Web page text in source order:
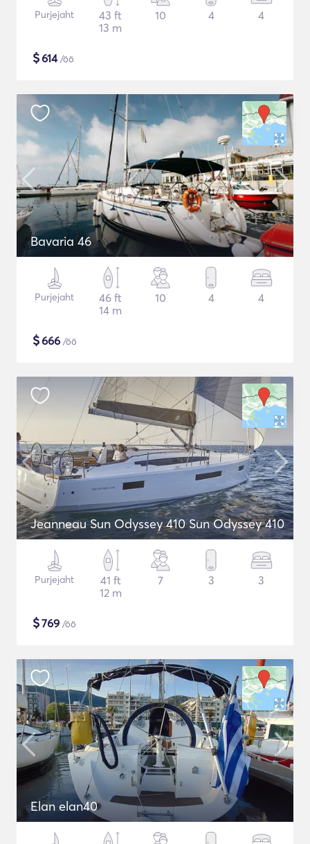
Purjejaht
43 ft
13 m
10 4 4
$614/öö
Bavaria 46
Purjejaht
46 ft
14 m
10 4 4
$666 /öö
Jeanneau Sun Odyssey 410 Sun Odyssey 410
Purjejaht
41 ft
12 m
7 3 3
$769 /öö
Elan elan40